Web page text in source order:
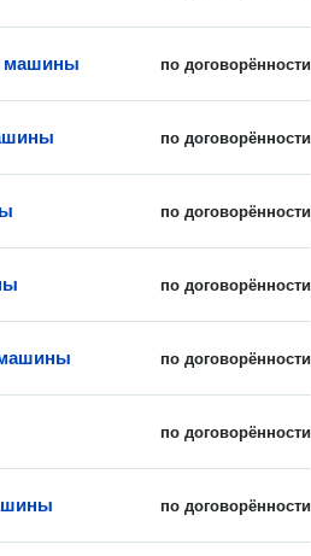
по договорённости
машины
по договорённости
по договорённости
по договорённости
по договорённости
по договорённости
по договорённости